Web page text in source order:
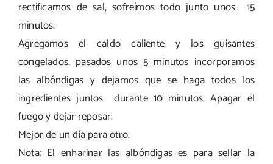
rectificamos de sal, sofreímos todo junto unos 15
minutos.
Agregamos el caldo caliente y los guisantes
congelados, pasados unos 5 minutos incorporamos
las albóndigas y dejamos que se haga todos los
ingredientes juntos durante 10 minutos. Apagar el
fuego y dejar reposar.
Mejor de un día para otro.
Nota: El enharinar las albóndigas es para sellar la